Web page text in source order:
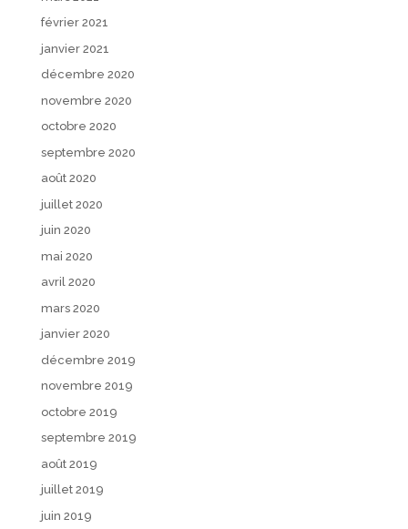
février 2021
janvier 2021
décembre 2020
novembre 2020
octobre 2020
septembre 2020
août 2020
juillet 2020
juin 2020
mai 2020
avril 2020
mars 2020
janvier 2020
décembre 2019
novembre 2019
octobre 2019
septembre 2019
août 2019
juillet 2019
juin 2019